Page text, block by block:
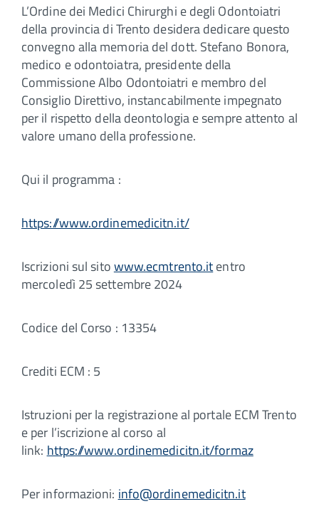
L’Ordine dei Medici Chirurghi e degli Odontoiatri
della provincia di Trento desidera dedicare questo
convegno alla memoria del dott. Stefano Bonora,
medico e odontoiatra, presidente della
Commissione Albo Odontoiatri e membro del
Consiglio Direttivo, instancabilmente impegnato
per il rispetto della deontologia e sempre attento al
valore umano della professione.
Qui il programma :
https://www.ordinemedicitn.it/
Iscrizioni sul sitowww.ecmtrento.itentro
mercoledì 25 settembre 2024
Codice del Corso : 13354
Crediti ECM : 5
Istruzioni per la registrazione al portale ECM Trento
e per l’iscrizione al corso al
link: https://www.ordinemedicitn.it/formaz
Per informazioni: info@ordinemedicitn.it